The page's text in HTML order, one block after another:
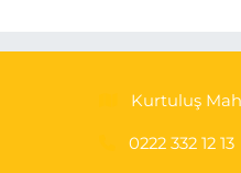
Kurtuluş
0222 332 12 13